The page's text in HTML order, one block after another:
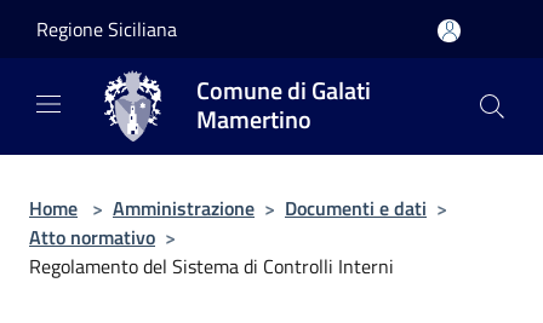
Regione Siciliana
Comune di Galati
Mamertino
Home > Amministrazione > Documenti e dati >
Atto normativo >
Regolamento del Sistema di Controlli Interni